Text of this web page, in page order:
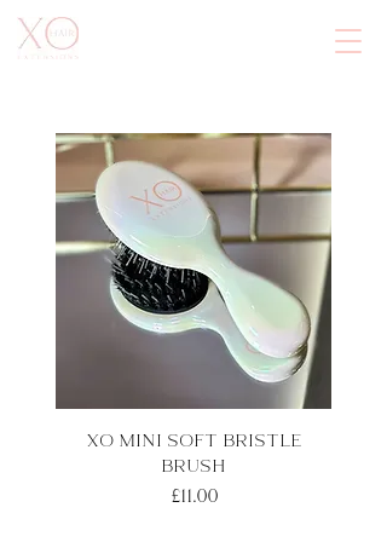
XO MINI SOFT BRISTLE
BRUSH
Price
£11.00